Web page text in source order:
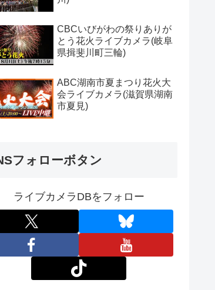
CBCいびがわの祭りありが
とう花火ライブカメラ(岐阜
県揖斐川町三輪)
ABC湖南市夏まつり花火大
会ライブカメラ(滋賀県湖南
市夏見)
フォローボタン
ライブカメラDBをフォロー